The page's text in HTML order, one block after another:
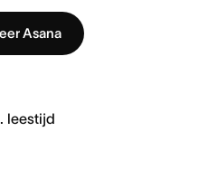
Asana
leestijd